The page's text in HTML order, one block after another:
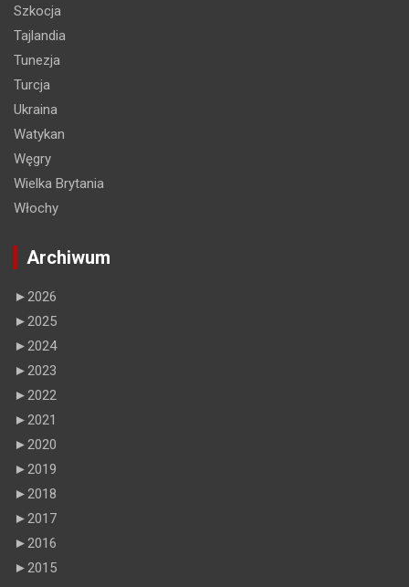
Szkocja
Tajlandia
Tunezja
Turcja
Ukraina
Watykan
Węgry
Wielka Brytania
Włochy
Archiwum
►2026
►2025
►2024
►2023
►2022
►2021
►2020
►2019
►2018
►2017
►2016
►2015